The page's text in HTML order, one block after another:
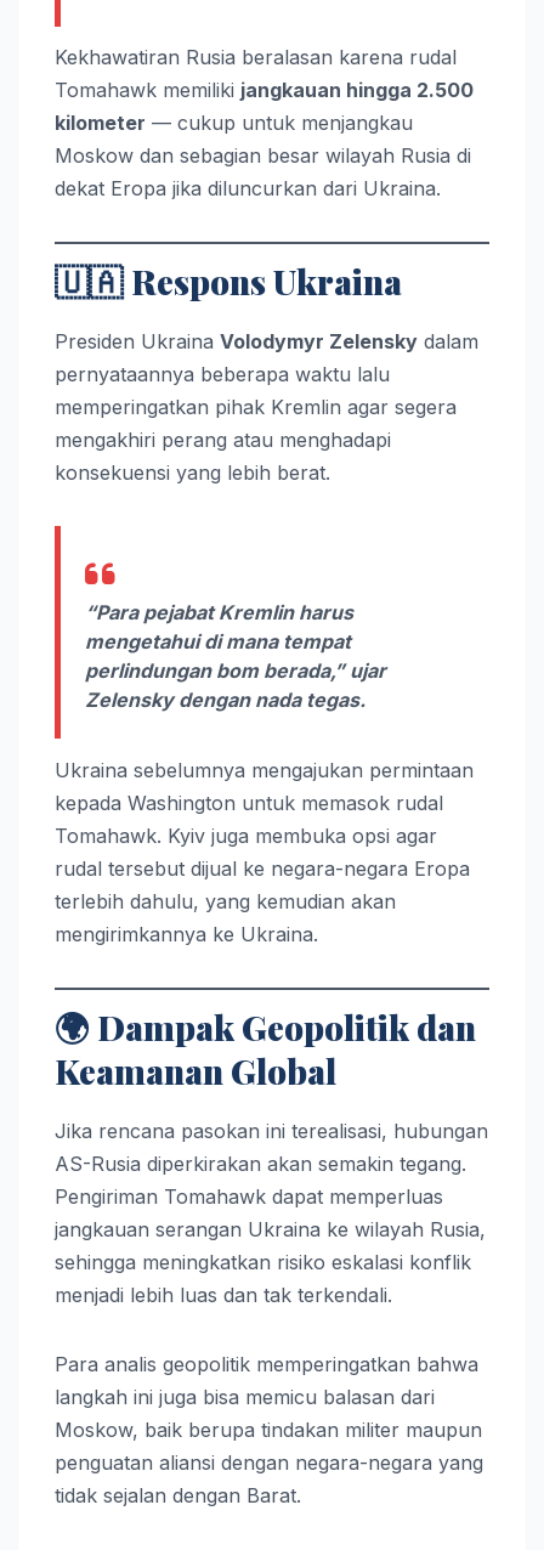
Kekhawatiran Rusia beralasan karena rudal
Tomahawk memiliki jangkauan hingga 2.500
kilometer — cukup untuk menjangkau
Moskow dan sebagian besar wilayah Rusia di
dekat Eropa jika diluncurkan dari Ukraina.
🇺🇦Respons Ukraina
Presiden Ukraina Volodymyr Zelensky dalam
pernyataannya beberapa waktu lalu
memperingatkan pihak Kremlin agar segera
mengakhiri perang atau menghadapi
konsekuensi yang lebih berat.
“Para pejabat Kremlin harus
mengetahui di mana tempat
perlindungan bom berada,” ujar
Zelensky dengan nada tegas.
Ukraina sebelumnya mengajukan permintaan
kepada Washington untuk memasok rudal
Tomahawk. Kyiv juga membuka opsi agar
rudal tersebut dijual ke negara-negara Eropa
terlebih dahulu, yang kemudian akan
mengirimkannya ke Ukraina.
🌍 Dampak Geopolitik dan
Keamanan Global
Jika rencana pasokan ini terealisasi, hubungan
AS-Rusia diperkirakan akan semakin tegang.
Pengiriman Tomahawk dapat memperluas
jangkauan serangan Ukraina ke wilayah Rusia,
sehingga meningkatkan risiko eskalasi konflik
menjadi lebih luas dan tak terkendali.
Para analis geopolitik memperingatkan bahwa
langkah ini juga bisa memicu balasan dari
Moskow, baik berupa tindakan militer maupun
penguatan aliansi dengan negara-negara yang
tidak sejalan dengan Barat.